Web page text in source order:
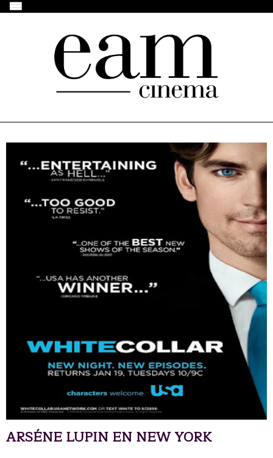
ARSÉNE LUPIN EN NEW YORK